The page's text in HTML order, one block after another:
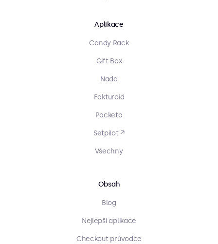
Aplikace
Candy Rack
Gift Box
Nada
Fakturoid
Packeta
Setpilot ↗
Všechny
Obsah
Blog
Nejlepší aplikace
Checkout průvodce